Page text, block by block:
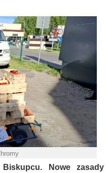
Nowe zasady